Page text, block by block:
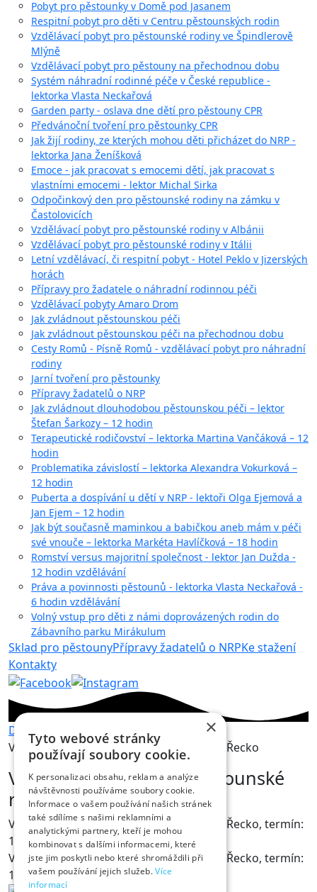
Pobyt pro pěstounky v Domě pod Jasanem
Respitní pobyt pro děti v Centru pěstounských rodin
Vzdělávací pobyt pro pěstounské rodiny ve Špindlerově
Mlýně
Vzdělávací pobyt pro pěstouny na přechodnou dobu
Systém náhradní rodinné péče v České republice -
lektorka Vlasta Neckařová
Garden party - oslava dne dětí pro pěstouny CPR
Předvánoční tvoření pro pěstounky CPR
Jak žijí rodiny, ze kterých mohou děti přicházet do NRP -
lektorka Jana Ženíšková
Emoce - jak pracovat s emocemi dětí, jak pracovat s
vlastními emocemi - lektor Michal Sirka
Odpočinkový den pro pěstounské rodiny na zámku v
Častolovicích
Vzdělávací pobyt pro pěstounské rodiny v Albánii
Vzdělávací pobyt pro pěstounské rodiny v Itálii
Letní vzdělávací, či respitní pobyt - Hotel Peklo v Jizerských
horách
Přípravy pro žadatele o náhradní rodinnou péči
Vzdělávací pobyty Amaro Drom
Jak zvládnout pěstounskou péči
Jak zvládnout pěstounskou péči na přechodnou dobu
Cesty Romů - Písně Romů - vzdělávací pobyt pro náhradní
rodiny
Jarní tvoření pro pěstounky
Přípravy žadatelů o NRP
Jak zvládnout dlouhodobou pěstounskou péči – lektor
Štefan Šarkozy – 12 hodin
Terapeutické rodičovství – lektorka Martina Vančáková – 12
hodin
Problematika závislostí – lektorka Alexandra Vokurková –
12 hodin
Puberta a dospívání u dětí v NRP - lektoři Olga Ejemová a
Jan Ejem – 12 hodin
Jak být současně maminkou a babičkou aneb mám v péči
své vnouče – lektorka Markéta Havlíčková – 18 hodin
Romství versus majoritní společnost - lektor Jan Dužda -
12 hodin vzdělávání
Práva a povinnosti pěstounů - lektorka Vlasta Neckařová -
6 hodin vzdělávání
Volný vstup pro děti z námi doprovázených rodin do
Zábavního parku Mirákulum
Sklad pro pěstounyPřípravy žadatelů o NRPKe stažení
Kontakty
Domů
Kalendář akcí
Vzdělávací pobyt pro pěstounské rodiny Řecko
Vzdělávací pobyt pro pěstounské
rodiny Řecko
Vzdělávací pobyt pro pěstounské rodiny Řecko, termín:
15. – 24. 7. 2016. Pobyt je plně obsazený.
Vzdělávací pobyt pro pěstounské rodiny Řecko, termín:
15. – 24. 6. 2016. Pobyt je plně obsazený.
×
Tyto webové stránky
používají soubory cookie.
K personalizaci obsahu, reklam a analýze
návštěvnosti používáme soubory cookie.
Informace o vašem používání našich stránek
také sdílíme s našimi reklamními a
analytickými partnery, kteří je mohou
kombinovat s dalšími informacemi, které
jste jim poskytli nebo které shromáždili při
vašem používání jejich služeb.Více
informací